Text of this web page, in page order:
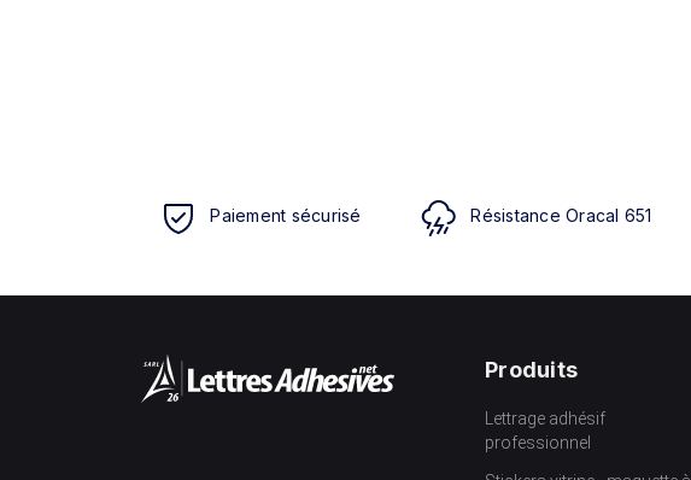
Paiement sécurisé Résistance Oracal 651
Produits
Lettrage adhésif
professionnel